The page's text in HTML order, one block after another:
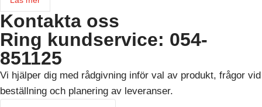
Kontakta oss
Ring kundservice: 054-
851125
Vi hjälper dig med rådgivning inför val av produkt, frågor vid
beställning och planering av leveranser.